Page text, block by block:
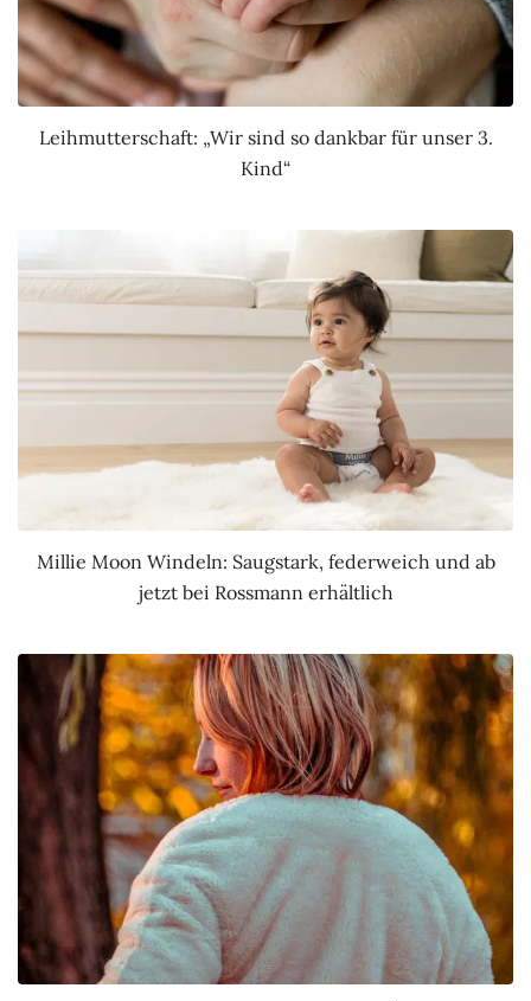
Leihmutterschaft: „Wir sind so dankbar für unser 3.
Kind“
Millie Moon Windeln: Saugstark, federweich und ab
jetzt bei Rossmann erhältlich